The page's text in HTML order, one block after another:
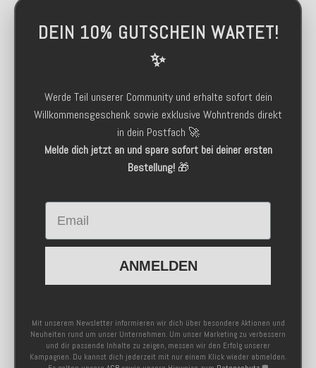
DEIN 10% GUTSCHEIN WARTET!
✨
Werde Teil unserer Community und erhalte sofort dein
Willkommensgeschenk sowie exklusive Wohntrends direkt
in dein Postfach 🚀
Melde dich jetzt an und spare sofort bei deiner ersten
Bestellung!🎁
Email
ANMELDEN
Mit unserem Newsletter informieren wir dich über besondere Aktionen und
Neuheiten rund um unser Unternehmen. Um unser Marketing zu verbessern
und dir passende Inhalte zu zeigen, messen wir den Erfolg unserer
Kampagnen. Du kannst dich jederzeit mit nur einem Klick wieder abmelden.